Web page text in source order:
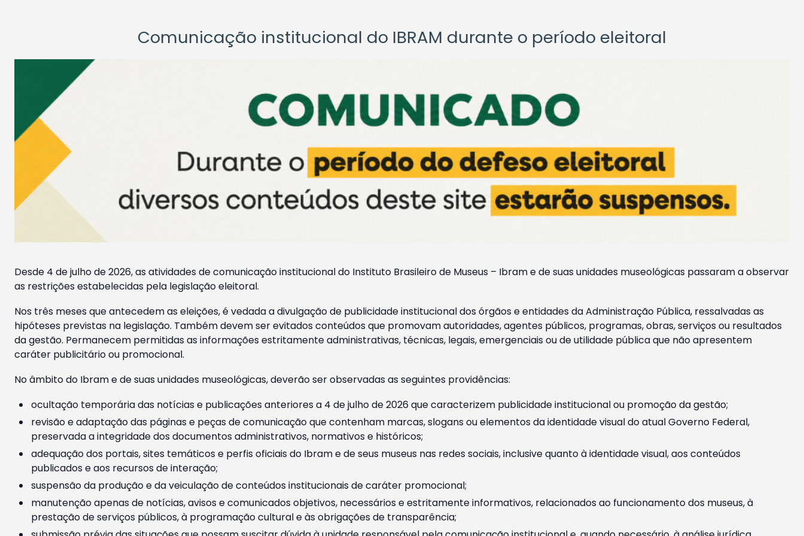
Comunicação institucional do IBRAM durante o período eleitoral
Desde 4 de julho de 2026, as atividades de comunicação institucional do Instituto Brasileiro de Museus – Ibram e de suas unidades museológicas passaram a observar
as restrições estabelecidas pela legislação eleitoral.
Nos três meses que antecedem as eleições, é vedada a divulgação de publicidade institucional dos órgãos e entidades da Administração Pública, ressalvadas as
hipóteses previstas na legislação. Também devem ser evitados conteúdos que promovam autoridades, agentes públicos, programas, obras, serviços ou resultados
da gestão. Permanecem permitidas as informações estritamente administrativas, técnicas, legais, emergenciais ou de utilidade pública que não apresentem
caráter publicitário ou promocional.
No âmbito do Ibram e de suas unidades museológicas, deverão ser observadas as seguintes providências:
ocultação temporária das notícias e publicações anteriores a 4 de julho de 2026 que caracterizem publicidade institucional ou promoção da gestão;
revisão e adaptação das páginas e peças de comunicação que contenham marcas, slogans ou elementos da identidade visual do atual Governo Federal,
preservada a integridade dos documentos administrativos, normativos e históricos;
adequação dos portais, sites temáticos e perfis oficiais do Ibram e de seus museus nas redes sociais, inclusive quanto à identidade visual, aos conteúdos
publicados e aos recursos de interação;
suspensão da produção e da veiculação de conteúdos institucionais de caráter promocional;
manutenção apenas de notícias, avisos e comunicados objetivos, necessários e estritamente informativos, relacionados ao funcionamento dos museus, à
prestação de serviços públicos, à programação cultural e às obrigações de transparência;